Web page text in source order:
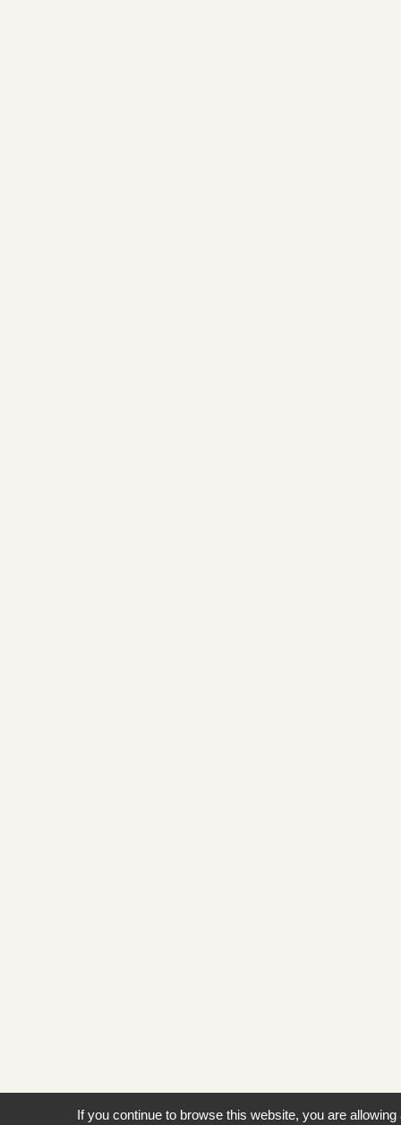
If you continue to browse this website, you are